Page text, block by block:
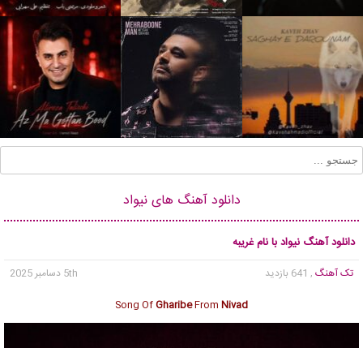
دانلود آهنگ های نیواد
دانلود آهنگ نیواد با نام غریبه
تک آهنگ , 641 بازدید
5th دسامبر 2025
Song OfGharibeFrom Nivad